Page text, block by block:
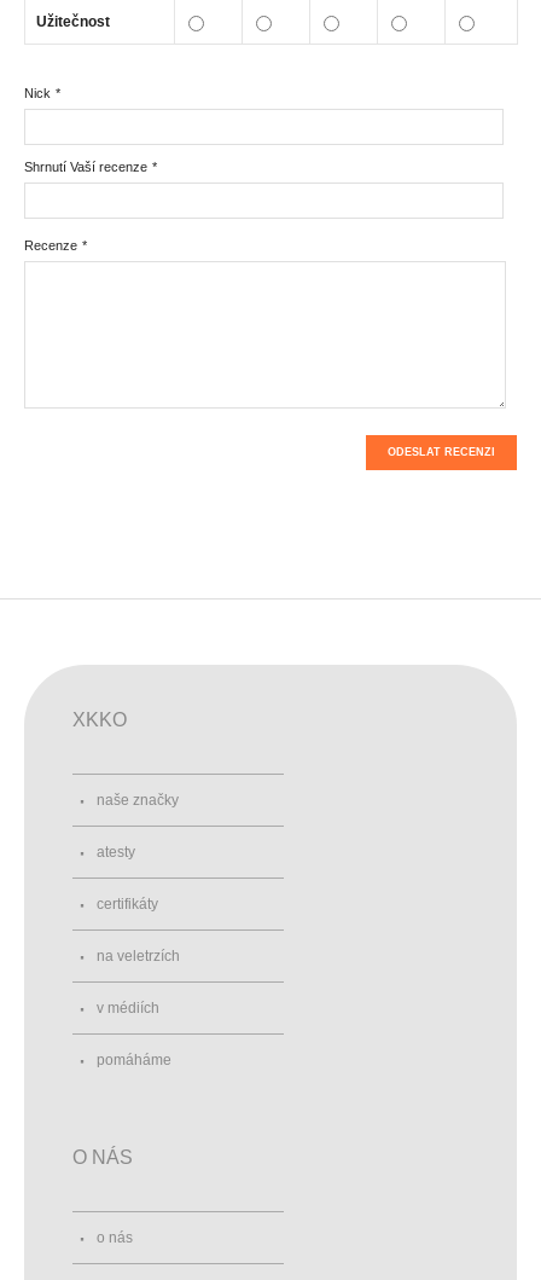
Užitečnost
*
Nick
*
Shrnutí Vaší recenze
*
Recenze
ODESLAT RECENZI
XKKO
naše značky
atesty
certifikáty
na veletrzích
v médiích
pomáháme
O NÁS
o nás